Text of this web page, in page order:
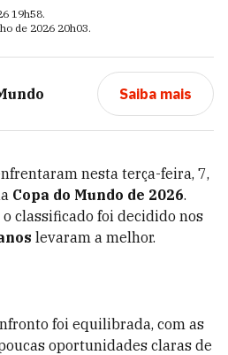
19h58.
de 2026 20h03.
Saiba mais
nesta terça-feira, 7,
Copa do Mundo de 2026.
classificado foi decidido nos
levaram a melhor.
foi equilibrada, com as
oportunidades claras de